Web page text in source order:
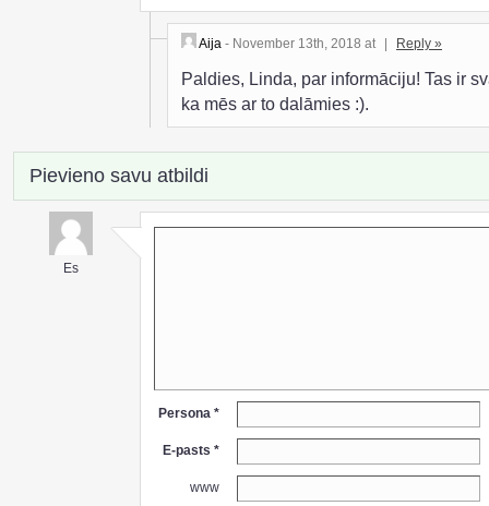
Aija - November 13th, 2018 at | Reply »
Paldies, Linda, par informāciju! Tas ir
ka mēs ar to dalāmies :).
Pievieno savu atbildi
Es
Persona *
E-pasts *
www